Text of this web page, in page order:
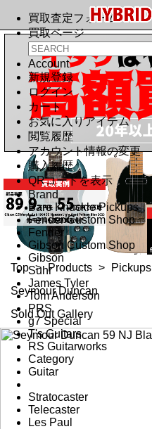
買取査定フォーム
買取ページ
Account
新規登録
ログイン
カート
お気に入りアイテム
閲覧履歴
アカウント情報の変更
購入履歴
QRコードを表示
Brand
Bare Knuckle Pickups
Fender Custom Shop
Fender
Gibson Custom Shop
Gibson
Suhr
James Tyler
Tom Anderson
PRS
g7 Special
T's Guitars
RS Guitarworks
Category
Guitar
Stratocaster
Telecaster
Les Paul
Top > Products > Pickups
Seymour Duncan
Sold Out Gallery